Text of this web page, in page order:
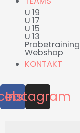
U 19
U 17
U 15
U 13
Probetraining
Webshop
KONTAKT
Instagram